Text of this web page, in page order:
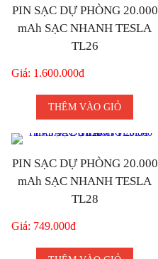
PIN SẠC DỰ PHÒNG 20.000
mAh SẠC NHANH TESLA
TL26
Giá: 1.600.000đ
THÊM VÀO GIỎ
PIN SẠC DỰ PHÒNG 20.000
mAh SẠC NHANH TESLA
TL28
Giá: 749.000đ